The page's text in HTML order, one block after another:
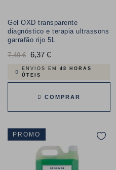
Gel OXD transparente
diagnóstico e terapia ultrassons
garrafão rijo 5L
Preço
normal
7,49 € 6,37 €Preço
ENVIOS EM 48 HORAS
ÚTEIS
COMPRAR
PROMO